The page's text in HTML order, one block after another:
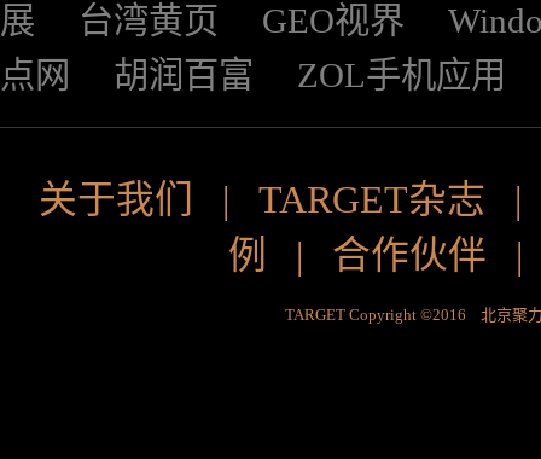
展
台湾黄页 GEO视界
点网
胡润百富 ZOL手机应用
关于我们 | TARGET杂志
例
| 合作伙伴
TARGET Copyright ©2016 北京聚